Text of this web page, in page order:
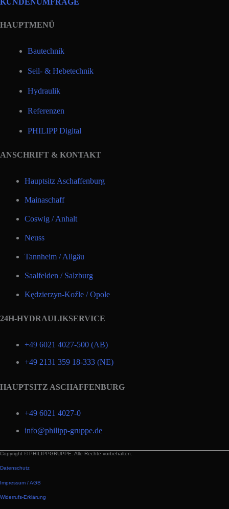
HAUPTMENÜ
Bautechnik
Seil- & Hebetechnik
Hydraulik
Referenzen
PHILIPP Digital
ANSCHRIFT & KONTAKT
Hauptsitz Aschaffenburg
Mainaschaff
Coswig / Anhalt
Neuss
Tannheim / Allgäu
Saalfelden / Salzburg
Kędzierzyn-Koźle / Opole
24H-HYDRAULIKSERVICE
+49 6021 4027-500 (AB)
+49 2131 359 18-333 (NE)
HAUPTSITZ ASCHAFFENBURG
+49 6021 4027-0
info@philipp-gruppe.de
Copyright © PHILIPPGRUPPE. Alle Rechte vorbehalten.
Datenschutz
Impressum / AGB
Widerrufs-Erklärung